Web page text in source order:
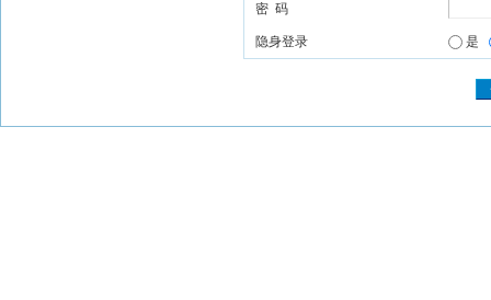
密 码
隐身登录 是